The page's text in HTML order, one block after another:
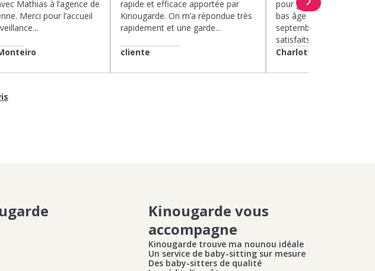
Mathias à l’agence de
Merci pour l’accueil
rapide et efficace apportée par
Kinougarde. On m’a répondue très
rapidement et une garde...
cliente
pour garder nos deux
bas âge le mercredi
septembre 2025. Nous
satisfaits....
Charlotte
Kinougarde vous
accompagne
Kinougarde trouve ma nounou idéale
Un service de baby-sitting sur mesure
Des baby-sitters de qualité